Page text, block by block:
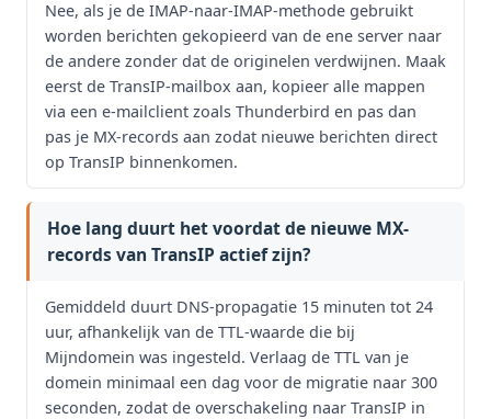
Nee, als je de IMAP-naar-IMAP-methode gebruikt
worden berichten gekopieerd van de ene server naar
de andere zonder dat de originelen verdwijnen. Maak
eerst de TransIP-mailbox aan, kopieer alle mappen
via een e-mailclient zoals Thunderbird en pas dan
pas je MX-records aan zodat nieuwe berichten direct
op TransIP binnenkomen.
Hoe lang duurt het voordat de nieuwe MX-
records van TransIP actief zijn?
Gemiddeld duurt DNS-propagatie 15 minuten tot 24
uur, afhankelijk van de TTL-waarde die bij
Mijndomein was ingesteld. Verlaag de TTL van je
domein minimaal een dag voor de migratie naar 300
seconden, zodat de overschakeling naar TransIP in